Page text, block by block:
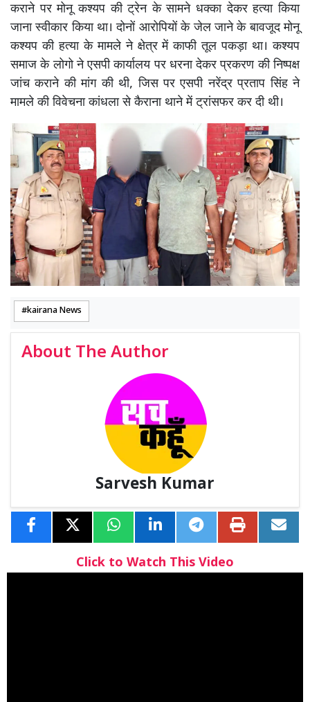
कराने पर मोनू कश्यप की ट्रेन के सामने धक्का देकर हत्या किया
जाना स्वीकार किया था। दोनों आरोपियों के जेल जाने के बावजूद मोनू
कश्यप की हत्या के मामले ने क्षेत्र में काफी तूल पकड़ा था। कश्यप
समाज के लोगो ने एसपी कार्यालय पर धरना देकर प्रकरण की निष्पक्ष
जांच कराने की मांग की थी, जिस पर एसपी नरेंद्र प्रताप सिंह ने
मामले की विवेचना कांधला से कैराना थाने में ट्रांसफर कर दी थी।
kairana News
About The Author
Sarvesh Kumar
Click to Watch This Video